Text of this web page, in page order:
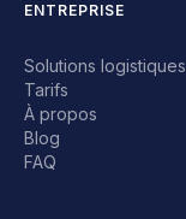
ENTREPRISE
Solutions logistiques
Tarifs
À propos
Blog
FAQ